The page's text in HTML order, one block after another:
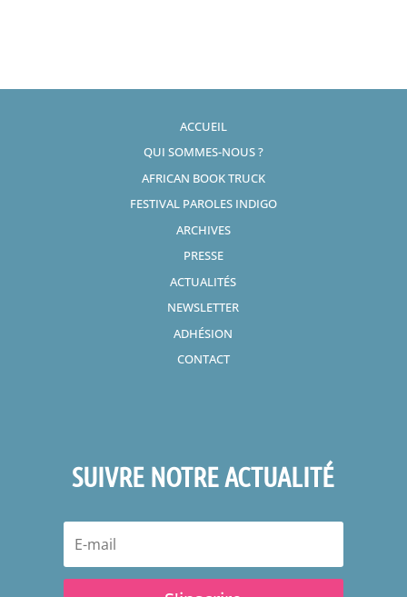
ACCUEIL
QUI SOMMES-NOUS ?
AFRICAN BOOK TRUCK
FESTIVAL PAROLES INDIGO
ARCHIVES
PRESSE
ACTUALITÉS
NEWSLETTER
ADHÉSION
CONTACT
SUIVRE NOTRE ACTUALITÉ